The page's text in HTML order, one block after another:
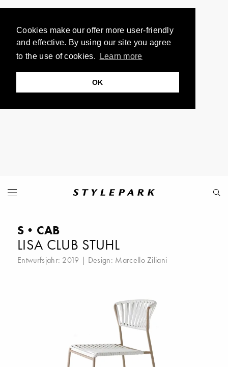
Cookies make our offer more user-friendly
and effective. By using our site you agree
to the use of cookies.
Learn more
OK
S•CAB
LISA CLUB STUHL
Entwurfsjahr: 2019 | Design: Marcello Ziliani